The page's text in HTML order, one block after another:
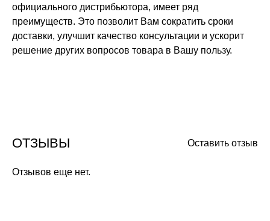
официального дистрибьютора, имеет ряд
преимуществ. Это позволит Вам сократить сроки
доставки, улучшит качество консультации и ускорит
решение других вопросов товара в Вашу пользу.
Оставить отзыв
ОТЗЫВЫ
Отзывов еще нет.